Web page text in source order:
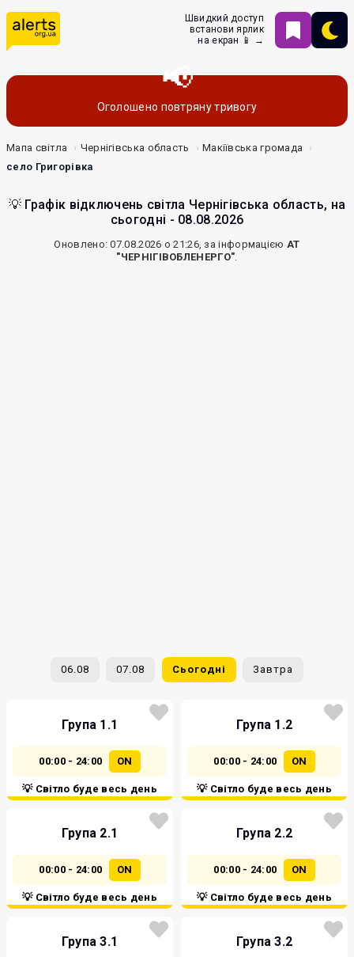
Швидкий доступ
встанови ярлик
на екран 📱 →
Оголошено повтряну тривогу
Мапа світла Чернігівська область
Макіївська громада
село Григорівка
💡 Графік відключень світла Чернігівська область, на
сьогодні - 08.08.2026
Оновлено: 07.08.2026 о 21:26, за інформацією АТ
"ЧЕРНІГІВОБЛЕНЕРГО".
06.08 07.08 Сьогодні Завтра
Група 1.1
00:00 - 24:00 ON
💡 Світло буде весь день
Група 1.2
00:00 - 24:00 ON
💡 Світло буде весь день
Група 2.1
00:00 - 24:00 ON
💡 Світло буде весь день
Група 2.2
00:00 - 24:00 ON
💡 Світло буде весь день
Група 3.1 Група 3.2